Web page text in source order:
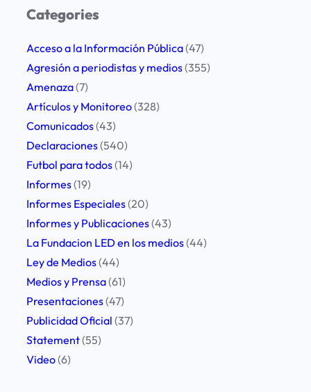
r
h
Categories
Acceso a la Información Pública(47)
Agresión a periodistas y medios(355)
Amenaza(7)
Artículos y Monitoreo(328)
Comunicados(43)
Declaraciones(540)
Futbol para todos(14)
Informes(19)
Informes Especiales(20)
Informes y Publicaciones(43)
La Fundacion LED en los medios(44)
Ley de Medios(44)
Medios y Prensa(61)
Presentaciones(47)
Publicidad Oficial (37)
Statement(55)
Video(6)